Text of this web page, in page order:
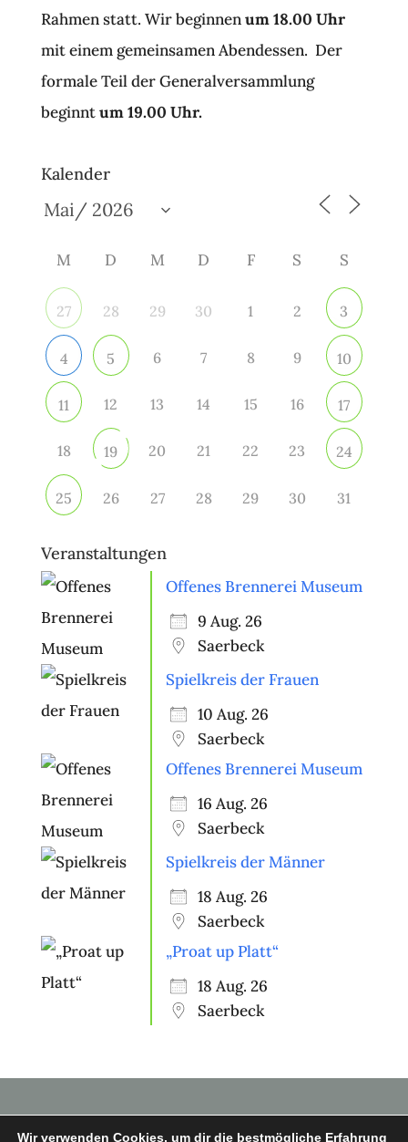
Rahmen statt. Wir beginnenum 18.00 Uhr
mit einem gemeinsamen Abendessen. Der
formale Teil der Generalversammlung
beginntum 19.00 Uhr.
Kalender
M D M D F S S
27 28 29 30 1 2 3
4 5 6 7 8 9 10
11 12 13 14 15 16 17
18 19 20 21 22 23 24
25 26 27 28 29 30 31
Veranstaltungen
Offenes Brennerei Museum
9 Aug. 26
Saerbeck
Spielkreis der Frauen
10 Aug. 26
Saerbeck
Offenes Brennerei Museum
16 Aug. 26
Saerbeck
Spielkreis der Männer
18 Aug. 26
Saerbeck
„Proat up Platt“
18 Aug. 26
Saerbeck
Wir verwenden Cookies, um dir die bestmögliche Erfahrung